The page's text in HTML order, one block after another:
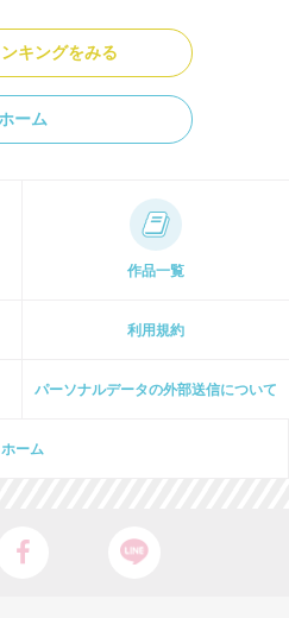
キングをみる
ーム
作品一覧
利用規約
パーソナルデータの外部送信について
ホーム